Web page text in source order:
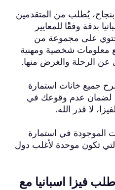
يُطلب من المتقدمين
بدقة وفقًا للمعايير
على مجموعة من
معلومات شخصية ومهنية
عن الرحلة والغرض منها.
جميع خانات استمارة
لضمان عدم وقوعك في
لا قدر الله.
الموجودة في استمارة
تكون موحدة لأغلب دول
فيزا اسبانيا مع